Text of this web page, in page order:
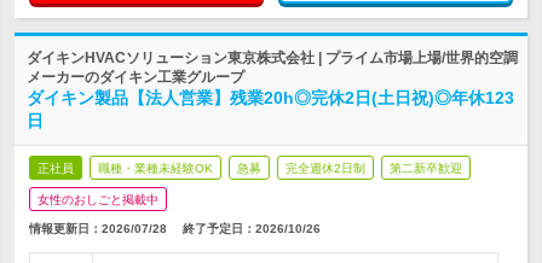
ダイキンHVACソリューション東京株式会社 | プライム市場上場/世界的空調
メーカーのダイキン工業グループ
ダイキン製品【法人営業】残業20h◎完休2日(土日祝)◎年休123
日
正社員 職種・業種未経験OK 急募 完全週休2日制 第二新卒歓迎
女性のおしごと掲載中
情報更新日：2026/07/28 終了予定日： 2026/10/26